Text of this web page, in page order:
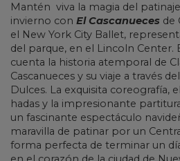
Mantén viva la magia del
invierno con El Cascanueces de
el New York City Ballet,
del parque, en el Lincoln Center.
cuenta la historia atemporal de
Cascanueces y su viaje a través
Dulces. La exquisita coreografía,
hadas y la impresionante
un fascinante espectáculo
maravilla de patinar por un
forma perfecta de terminar un